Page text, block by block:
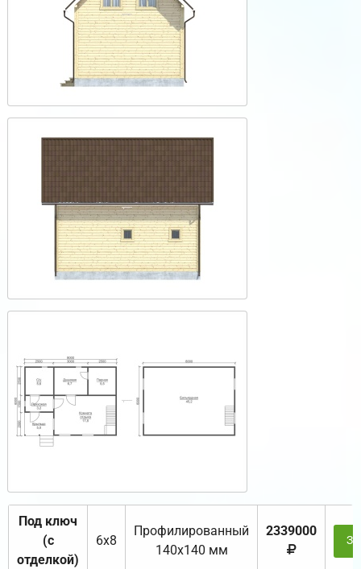
Под ключ
(с
отделкой)
6х8
Профилированный
140х140 мм
2339000